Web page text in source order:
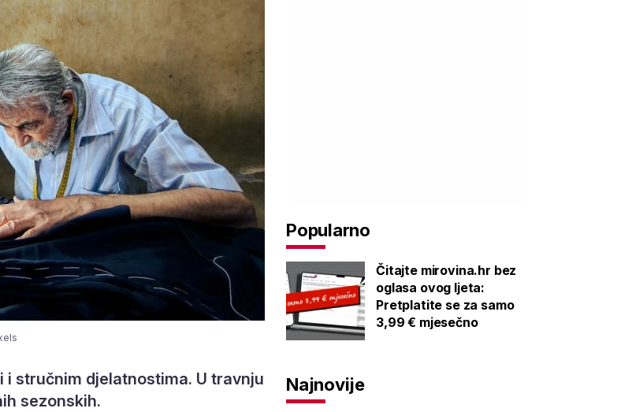
stručnim djelatnostima. U travnju
sezonskih.
Popularno
Čitajte mirovina.hr bez
oglasa ovog ljeta:
Pretplatite se za samo
3,99 € mjesečno
Najnovije